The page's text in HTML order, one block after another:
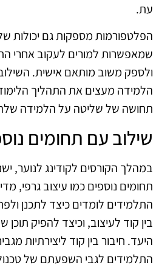
עת.
הפלטפורמות מספקות גם יכולות של
שמאפשרות למורים לעקוב אחרי
ולספק משוב מותאם אישית. השילוב
הלמידה מעצים את התהליך
תחושה של שליטה על הלמידה
שילוב עם תחומים
במהלך הקורסים לקודינג לנוער,
תחומים נוספים כמו עיצוב גרפי,
התלמידים לומדים כיצד לתכנן
בין קוד לעיצוב, וכיצד להפיק תוכן
היעד. חיבור בין קוד ליצירתיות
התלמידים לגבי השפעתם של